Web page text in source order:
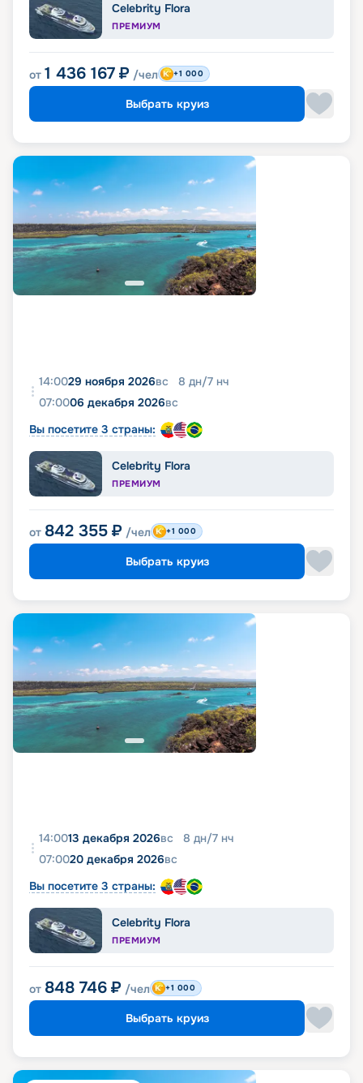
Celebrity Flora
ПРЕМИУМ
от 1 436 167 ₽ /чел +1 000
Выбрать круиз
14:0029 ноября 2026вс 8 дн/7 нч
07:0006 декабря 2026вс
Вы посетите 3 страны:
Celebrity Flora
ПРЕМИУМ
от 842 355 ₽ /чел +1 000
Выбрать круиз
14:0013 декабря 2026вс 8 дн/7 нч
07:0020 декабря 2026вс
Вы посетите 3 страны:
Celebrity Flora
ПРЕМИУМ
от 848 746 ₽ /чел +1 000
Выбрать круиз